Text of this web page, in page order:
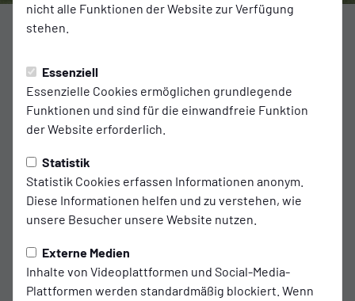
nicht alle Funktionen der Website zur Verfügung
stehen.
Essenziell
Essenzielle Cookies ermöglichen grundlegende
Funktionen und sind für die einwandfreie Funktion
der Website erforderlich.
Statistik
Statistik Cookies erfassen Informationen anonym.
Diese Informationen helfen und zu verstehen, wie
unsere Besucher unsere Website nutzen.
Externe Medien
Inhalte von Videoplattformen und Social-Media-
Plattformen werden standardmäßig blockiert. Wenn
Foto: Patrik Otte
Freitag, 22.05.2026 07:30 Uhr
Mileen Arnold verstärkt die SSVg-
Landesligadamen
Die SSVg Velbert 02 verpflichtet Mileen Sophie
Arnold für die kommende Landesliga-Saison. Die
fußballerischen Auszeit auf den Platz zurück – und
entscheidet sich für den Schritt an die IMS Arena.